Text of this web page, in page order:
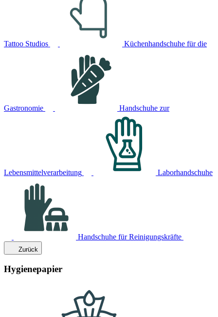
Tattoo Studios Küchenhandschuhe für die
Gastronomie Handschuhe zur
Lebensmittelverarbeitung Laborhandschuhe
Handschuhe für Reinigungskräfte
Zurück
Hygienepapier